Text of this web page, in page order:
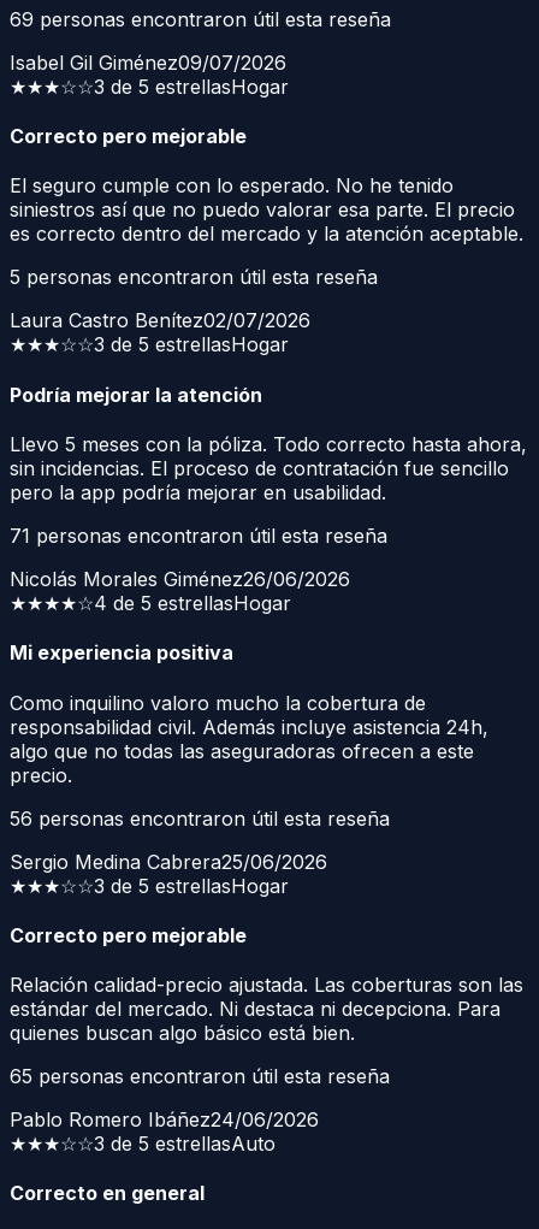
69 personas encontraron útil esta reseña
Isabel Gil Giménez09/07/2026
★★★☆☆3 de 5 estrellasHogar
Correcto pero mejorable
El seguro cumple con lo esperado. No he tenido
siniestros así que no puedo valorar esa parte. El precio
es correcto dentro del mercado y la atención aceptable.
5 personas encontraron útil esta reseña
Laura Castro Benítez02/07/2026
★★★☆☆3 de 5 estrellasHogar
Podría mejorar la atención
Llevo 5 meses con la póliza. Todo correcto hasta ahora,
sin incidencias. El proceso de contratación fue sencillo
pero la app podría mejorar en usabilidad.
71 personas encontraron útil esta reseña
Nicolás Morales Giménez26/06/2026
★★★★☆4 de 5 estrellasHogar
Mi experiencia positiva
Como inquilino valoro mucho la cobertura de
responsabilidad civil. Además incluye asistencia 24h,
algo que no todas las aseguradoras ofrecen a este
precio.
56 personas encontraron útil esta reseña
Sergio Medina Cabrera25/06/2026
★★★☆☆3 de 5 estrellasHogar
Correcto pero mejorable
Relación calidad-precio ajustada. Las coberturas son las
estándar del mercado. Ni destaca ni decepciona. Para
quienes buscan algo básico está bien.
65 personas encontraron útil esta reseña
Pablo Romero Ibáñez24/06/2026
★★★☆☆3 de 5 estrellasAuto
Correcto en general